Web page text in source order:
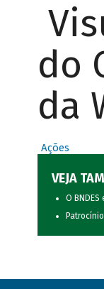
do
da
Ações
VEJA
O